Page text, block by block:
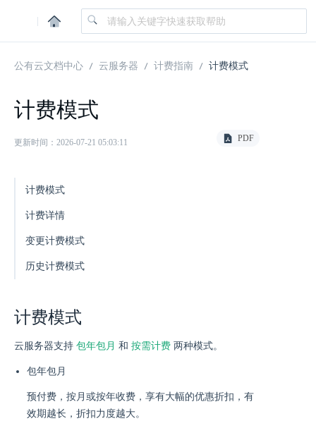
|
公有云文档中心 云服务器 计费指南 计费模式
计费模式
更新时间：2026-07-21 05:03:11 PDF
计费模式
计费详情
变更计费模式
历史计费模式
计费模式
云服务器支持 包年包月 和 按需计费 两种模式。
包年包月
预付费，按月或按年收费，享有大幅的优惠折扣，有
效期越长，折扣力度越大。